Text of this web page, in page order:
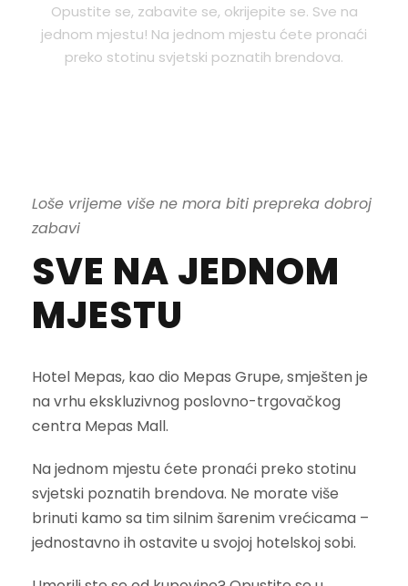
Opustite se, zabavite se, okrijepite se. Sve na
jednom mjestu! Na jednom mjestu ćete pronaći
preko stotinu svjetski poznatih brendova.
Loše vrijeme više ne mora biti prepreka dobroj
zabavi
SVE NA JEDNOM
MJESTU
Hotel Mepas, kao dio Mepas Grupe, smješten je
na vrhu ekskluzivnog poslovno-trgovačkog
centra Mepas Mall.
Na jednom mjestu ćete pronaći preko stotinu
svjetski poznatih brendova. Ne morate više
brinuti kamo sa tim silnim šarenim vrećicama –
jednostavno ih ostavite u svojoj hotelskoj sobi.